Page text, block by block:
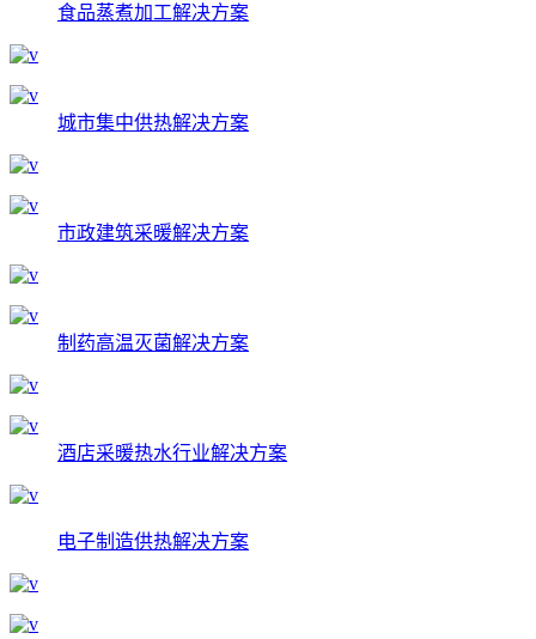
食品蒸煮加工解决方案
城市集中供热解决方案
市政建筑采暖解决方案
制药高温灭菌解决方案
酒店采暖热水行业解决方案
电子制造供热解决方案